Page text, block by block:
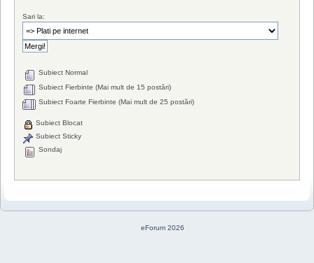
Sari la:
Subiect Normal
Subiect Fierbinte (Mai mult de 15 postări)
Subiect Foarte Fierbinte (Mai mult de 25 postări)
Subiect Blocat
Subiect Sticky
Sondaj
eForum 2026